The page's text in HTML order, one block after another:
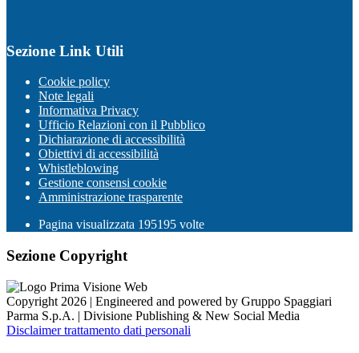
Sezione Link Utili
Cookie policy
Note legali
Informativa Privacy
Ufficio Relazioni con il Pubblico
Dichiarazione di accessibilità
Obiettivi di accessibilità
Whistleblowing
Gestione consensi cookie
Amministrazione trasparente
Pagina visualizzata 195195 volte
Sezione Copyright
Copyright 2026 | Engineered and powered by Gruppo Spaggiari
Parma S.p.A. | Divisione Publishing & New Social Media
Disclaimer trattamento dati personali